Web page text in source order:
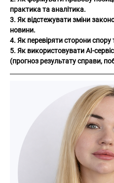
практика та аналітика.
3. Як відстежувати зміни
новини.
4. Як перевіряти сторони спору
5. Як використовувати AI-
(прогноз результату справи,